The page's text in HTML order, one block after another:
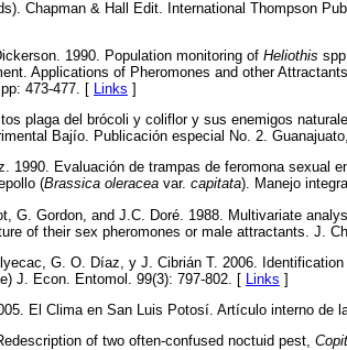
Chapman & Hall Edit. International Thompson
1990. Population monitoring of Heliothis
Applications of Pheromones and other
473-477. [ Links ]
plaga del brócoli y coliflor y sus enemigos
Bajío. Publicación especial No. 2.
1990. Evaluación de trampas de feromona sexual
(Brassica oleracea var. capitata). Manejo
G. Gordon, and J.C. Doré. 1988. Multivariate
of their sex pheromones or male attractants. J.
G. O. Díaz, y J. Cibrián T. 2006.
J. Econ. Entomol. 99(3): 797-802. [ Links ]
El Clima en San Luis Potosí. Artículo interno de
of two often-confused noctuid pest,